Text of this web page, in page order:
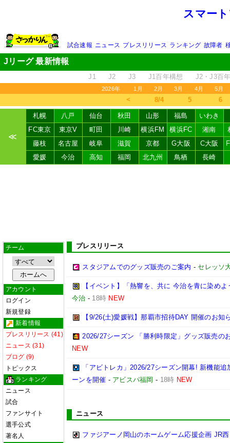
スマー
試合速報 ニュース プレスリリース ランキング 故障者
Jリーグ 最新情報
J1 J2 J3 J1百年構想 J2・J3百
2026年 1月 2月 3月 4月 5月
＜ 8/4 5 6
≪
札幌 八戸 仙台 秋田 山形 福島
いわき
FC東京
東京V 町田 川崎 横浜FM 横浜FC 湘南
藤枝
名古屋 岐阜 滋賀 京都 G大阪 C大阪
愛媛
今治 高知 福岡 北九州 鳥栖 長崎
チーム
アカウント
ログイン
新規登録
新着情報
プレスリリース (41)
ニュース (31)
ブログ (9)
トピックス
ランキング
ニュース
試合
ファンサイト
選手公式
著名人
プレスリリース
スタジアムでのグッズ販売のご案内 - セレッソ
【イベント】「熱響を、共に 今治を青に染め
今治 - 18時 NEW
【9/26(土)愛媛戦】那覇市招待DAY 開催のお知
2026/27シーズン 「勝利時限定」グッズ販売の
NEW
「アビトレカ」2026/27シーズン開幕! 新機能
ーンを開催 - アビスパ福岡 - 18時 NEW
ニュース
ファジアーノ岡山のホームゲーム応援企画 JR